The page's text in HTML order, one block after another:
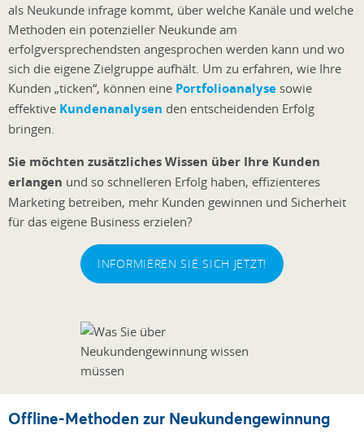
als Neukunde infrage kommt, über welche Kanäle und welche
Methoden ein potenzieller Neukunde am
erfolgversprechendsten angesprochen werden kann und wo
sich die eigene Zielgruppe aufhält. Um zu erfahren, wie Ihre
Kunden „ticken“, können eine Portfolioanalyse sowie
effektive Kundenanalysen den entscheidenden Erfolg
bringen.
Sie möchten zusätzliches Wissen über Ihre Kunden
erlangen und so schnelleren Erfolg haben, effizienteres
Marketing betreiben, mehr Kunden gewinnen und Sicherheit
für das eigene Business erzielen?
INFORMIEREN SIE SICH JETZT!
Offline-Methoden zur Neukundengewinnung